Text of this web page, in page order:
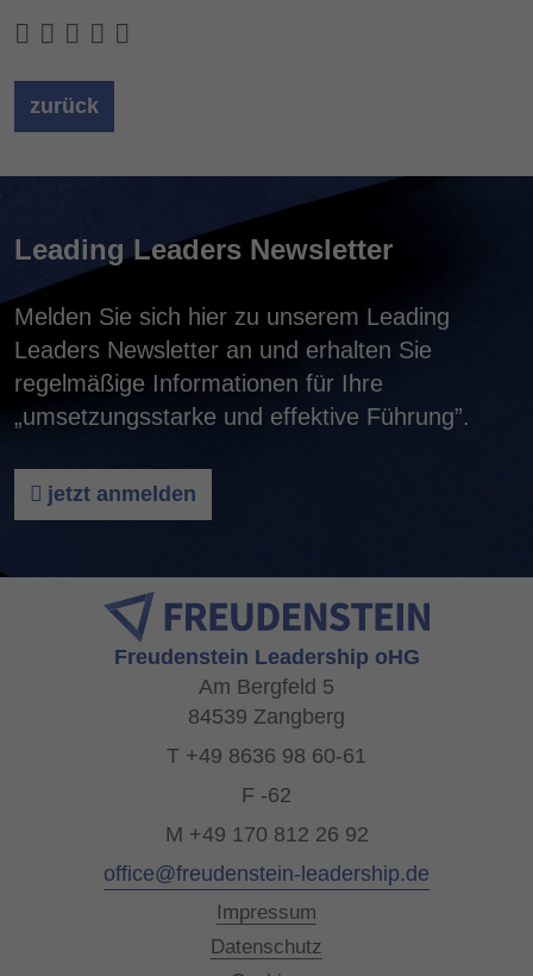
zurück
Leading Leaders Newsletter
Melden Sie sich hier zu unserem Leading
Leaders Newsletter an und erhalten Sie
regelmäßige Informationen für Ihre
„umsetzungsstarke und effektive Führung”.
jetzt anmelden
Freudenstein Leadership oHG
Am Bergfeld 5
84539 Zangberg
T +49 8636 98 60-61
F -62
M +49 170 812 26 92
office@freudenstein-leadership.de
Impressum
Datenschutz